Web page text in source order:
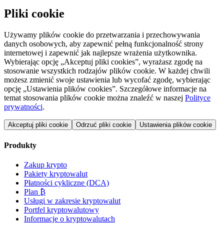
Pliki cookie
Używamy plików cookie do przetwarzania i przechowywania
danych osobowych, aby zapewnić pełną funkcjonalność strony
internetowej i zapewnić jak najlepsze wrażenia użytkownika.
Wybierając opcję „Akceptuj pliki cookies”, wyrażasz zgodę na
stosowanie wszystkich rodzajów plików cookie. W każdej chwili
możesz zmienić swoje ustawienia lub wycofać zgodę, wybierając
opcję „Ustawienia plików cookies”. Szczegółowe informacje na
temat stosowania plików cookie można znaleźć w naszej Polityce
prywatności.
Akceptuj pliki cookie Odrzuć pliki cookie Ustawienia plików cookie
Produkty
Zakup krypto
Pakiety kryptowalut
Płatności cykliczne (DCA)
Plan ₿
Usługi w zakresie kryptowalut
Portfel kryptowalutowy
Informacje o kryptowalutach